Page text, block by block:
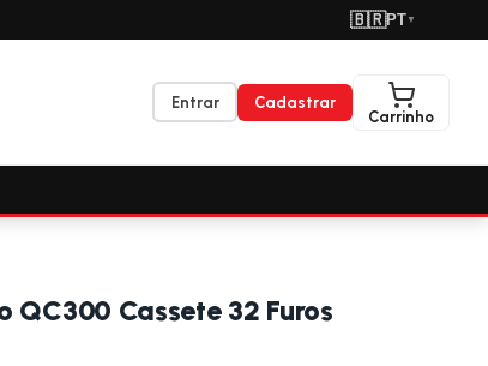
🇧🇷PT ▼
Entrar
Cadastrar
Carrinho
QC300 Cassete 32 Furos